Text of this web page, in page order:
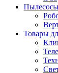
Пылесосы
Товары